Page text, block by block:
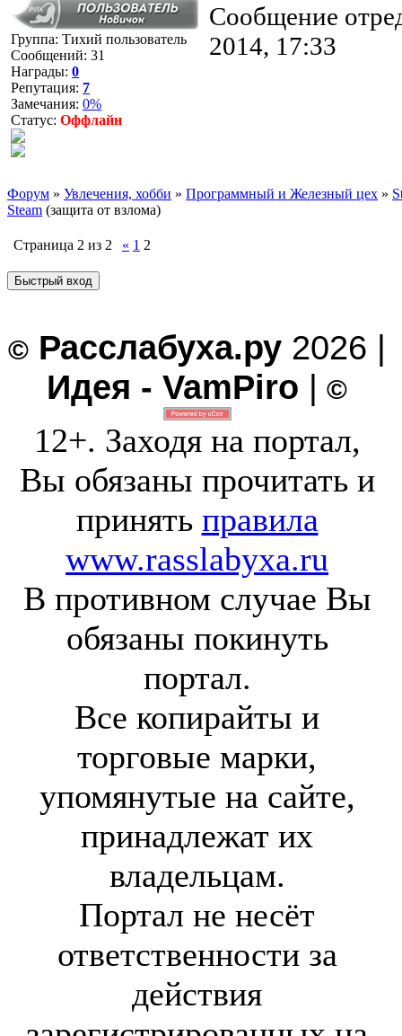
Группа: Тихий пользователь
Сообщений: 31
Награды: 0
Репутация: 7
Замечания: 0%
Статус: Оффлайн
Сообщение
2014, 17:33
Форум » Увлечения, хобби » Программный и Железный цех »
Steam (защита от взлома)
Страница 2 из 2 « 1 2
© Расслабуха.ру 2026 |
Идея - VamPiro | ©
12+. Заходя на портал,
Вы обязаны прочитать и
принять правила
www.rasslabyxa.ru
В противном случае Вы
обязаны покинуть
портал.
Все копирайты и
торговые марки,
упомянутые на сайте,
принадлежат их
владельцам.
Портал не несёт
ответственности за
действия